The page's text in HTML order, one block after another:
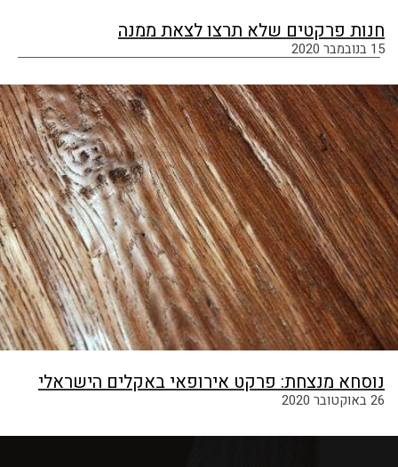
חנות פרקטים שלא תרצו לצאת ממנה
15 בנובמבר 2020
נוסחא מנצחת: פרקט אירופאי באקלים הישראלי
26 באוקטובר 2020